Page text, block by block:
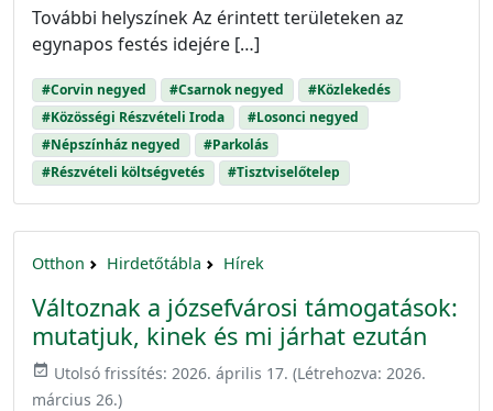
További helyszínek Az érintett területeken az
egynapos festés idejére […]
#Corvin negyed #Csarnok negyed
#Közlekedés
#Közösségi Részvételi Iroda
#Losonci negyed
#Népszínház negyed
#Parkolás
#Részvételi költségvetés
#Tisztviselőtelep
Otthon Hirdetőtábla Hírek
Változnak a józsefvárosi támogatások:
mutatjuk, kinek és mi járhat ezután
event_available Utolsó frissítés: 2026. április 17. (Létrehozva: 2026.
március 26.)